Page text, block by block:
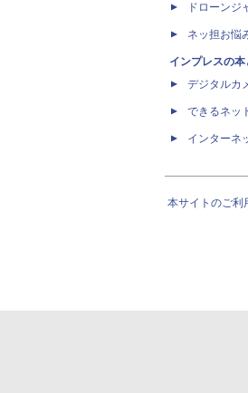
ドローンジ
ネッ担お悩
インプレスの本
デジタルカ
できるネッ
インターネ
本サイトのご利